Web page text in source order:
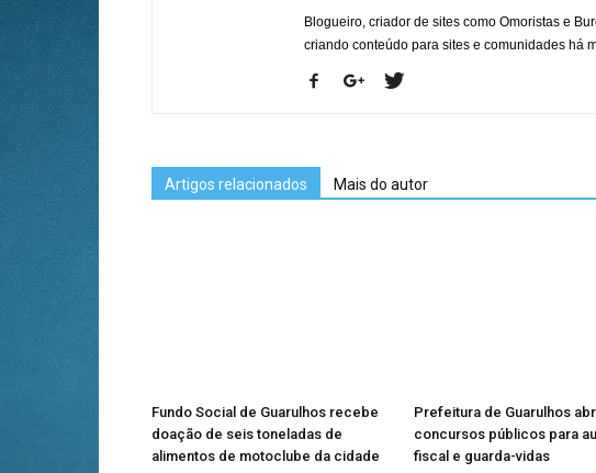
Blogueiro, criador de sites como Omoristas e
criando conteúdo para sites e comunidades há
Artigos relacionados Mais do autor
Fundo Social de Guarulhos recebe
doação de seis toneladas de
alimentos de motoclube da cidade
Prefeitura de Guarulhos
concursos públicos para
fiscal e guarda-vidas